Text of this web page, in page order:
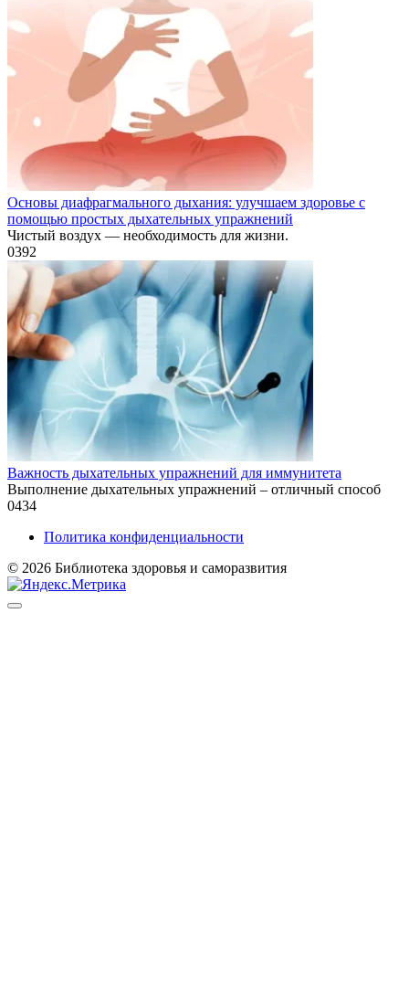
Основы диафрагмального дыхания: улучшаем здоровье с
помощью простых дыхательных упражнений
Чистый воздух — необходимость для жизни.
0392
Важность дыхательных упражнений для иммунитета
Выполнение дыхательных упражнений – отличный способ
0434
Политика конфиденциальности
© 2026 Библиотека здоровья и саморазвития